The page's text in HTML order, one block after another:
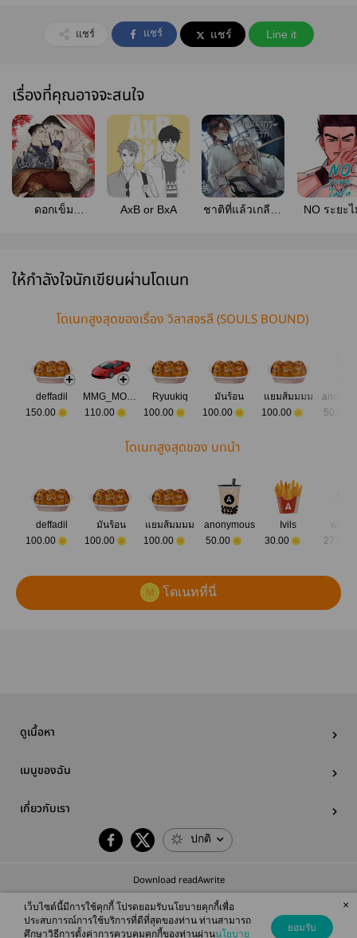
แชร์ แชร์ แชร์ Line it
เรื่องที่คุณอาจจะสนใจ
ดอกเข็ม
AxB or BxA
ชาติที่แล้วเกลียด
NO ระยะ
ให้กำลังใจนักเขียนผ่านโดเนท
โดเนทสูงสุดของเรื่อง วิลาสจรลี (SOULS BOUND)
deffadil
150.00
MMG_MOOK
110.00
Ryuukiq
100.00
มันร้อน
100.00
แยมส้มมมม
100.00
50.00
โดเนทสูงสุดของ บทนำ
deffadil
100.00
มันร้อน
100.00
แยมส้มมมม
100.00
anonymous
50.00
Ivils
30.00
wanเ
27.00
โดเนทที่นี่
ดูเนื้อหา
เมนูของฉัน
เกี่ยวกับเรา
ปกติ
Download readAwrite
เว็บไซต์นี้มีการใช้คุกกี้ โปรดยอมรับนโยบายคุกกี้เพื่อ
ประสบการณ์การใช้บริการที่ดีที่สุดของท่าน ท่านสามารถ
ศึกษาวิธีการตั้งค่าการควบคุมคุกกี้ของท่านผ่านนโยบาย
ยอมรับ
×